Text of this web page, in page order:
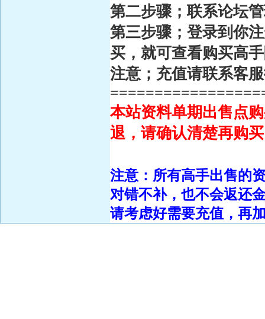
第二步骤；联系论坛
第三步骤；登录到你
买，就可查看购买高
注意；充值请联系客
本站资料单期出售点
退，请确认清楚再购
注意：所有高手出售的
对错不补，也不会返还
请考虑好需要充值，再